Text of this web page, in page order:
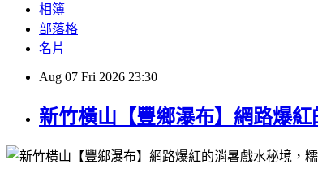
相簿
部落格
名片
Aug 07 Fri 2026 23:30
新竹橫山【豐鄉瀑布】網路爆